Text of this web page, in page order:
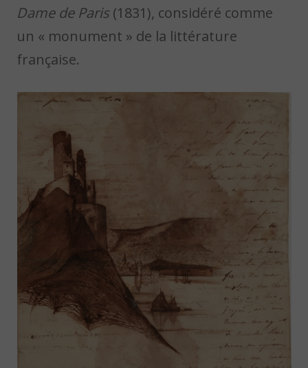
Dame de Paris(1831), considéré comme
un « monument » de la littérature
française.